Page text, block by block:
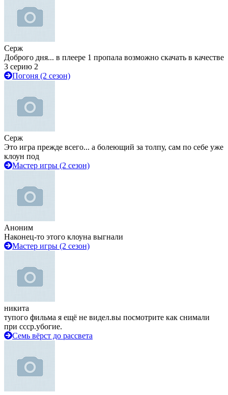
Серж
Доброго дня... в плеере 1 пропала возможно скачать в качестве
3 серию 2
Погоня (2 сезон)
Серж
Это игра прежде всего... а болеющий за толпу, сам по себе уже
клоун под
Мастер игры (2 сезон)
Аноним
Наконец-то этого клоуна выгнали
Мастер игры (2 сезон)
никита
тупого фильма я ещё не видел.вы посмотрите как снимали
при ссср.убогие.
Семь вёрст до рассвета